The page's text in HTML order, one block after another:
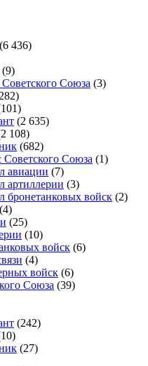
(6 436)
(9)
Союза (3)
(2 635)
108)
(682)
Советского Союза (1)
авиации (7)
артиллерии (3)
бронетанковых войск (2)
(4)
(25)
(10)
войск (6)
(4)
войск (6)
Союза (39)
(242)
(27)